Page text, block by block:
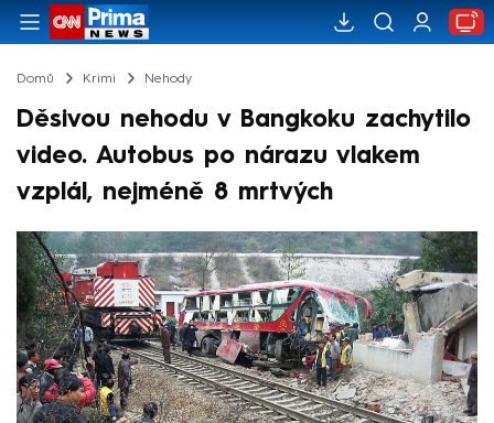
Domů Krimi Nehody
Děsivou nehodu v Bangkoku zachytilo
video. Autobus po nárazu vlakem
vzplál, nejméně 8 mrtvých